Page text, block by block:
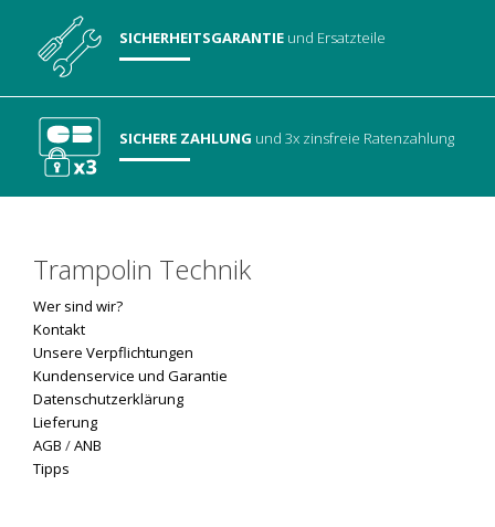
SICHERHEITSGARANTIE und Ersatzteile
SICHERE ZAHLUNG und 3x zinsfreie Ratenzahlung
Trampolin Technik
Wer sind wir?
Kontakt
Unsere Verpflichtungen
Kundenservice und Garantie
Datenschutzerklärung
Lieferung
AGB /ANB
Tipps